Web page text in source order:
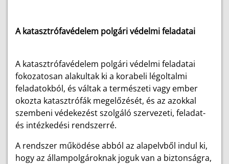
A katasztrófavédelem polgári védelmi feladatai
A katasztrófavédelem polgári védelmi feladatai
fokozatosan alakultak ki a korabeli légoltalmi
feladatokból, és váltak a természeti vagy ember
okozta katasztrófák megelőzését, és az azokkal
szembeni védekezést szolgáló szervezeti, feladat-
és intézkedési rendszerré.
A rendszer működése abból az alapelvből indul ki,
hogy az állampolgároknak joguk van a biztonságra,